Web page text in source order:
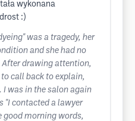
wykonana
:)
was a tragedy, her
and she had no
drawing attention,
call back to explain,
I was in the salon again
"I contacted a lawyer
good morning words,